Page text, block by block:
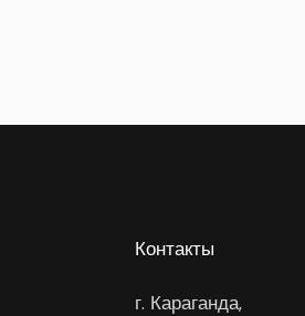
Контакты
г. Караганда,